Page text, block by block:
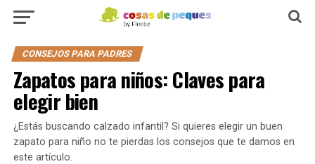
CONSEJOS PARA PADRES
Zapatos para niños: Claves para
elegir bien
¿Estás buscando calzado infantil? Si quieres elegir un buen
zapato para niño no te pierdas los consejos que te damos en
este artículo.